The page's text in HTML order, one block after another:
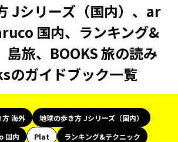
Jシリーズ（国内）、ar
国内、ランキング&
島旅、BOOKS 旅の読み
のガイドブック一覧
方 海外
地球の歩き方 Jシリーズ（国内）
国内 Plat
ランキング&テクニック